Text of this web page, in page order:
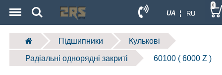
UA ¦ RU
Search 0
Підшипники Кулькові
Радіальні однорядні закриті 60100 ( 6000 Z )